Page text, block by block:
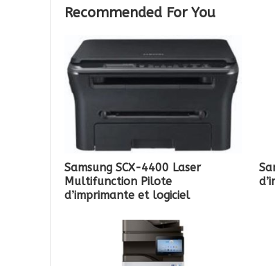
Recommended For You
Samsung SCX-4400 Laser
Multifunction Pilote
d’imprimante et logiciel